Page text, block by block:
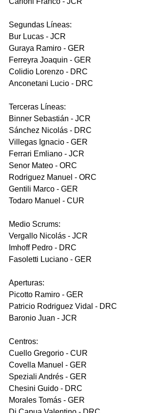
Segundas Líneas:
Bur Lucas - JCR
Guraya Ramiro - GER
Ferreyra Joaquin - GER
Colidio Lorenzo - DRC
Anconetani Lucio - DRC
Terceras Líneas:
Binner Sebastián - JCR
Sánchez Nicolás - DRC
Villegas Ignacio - GER
Ferrari Emliano - JCR
Senor Mateo - ORC
Rodriguez Manuel - ORC
Gentili Marco - GER
Todaro Manuel - CUR
Medio Scrums:
Vergallo Nicolás - JCR
Imhoff Pedro - DRC
Fasoletti Luciano - GER
Aperturas:
Picotto Ramiro - GER
Patricio Rodriguez Vidal - DRC
Baronio Juan - JCR
Centros:
Cuello Gregorio - CUR
Covella Manuel - GER
Speziali Andrés - GER
Chesini Guido - DRC
Morales Tomás - GER